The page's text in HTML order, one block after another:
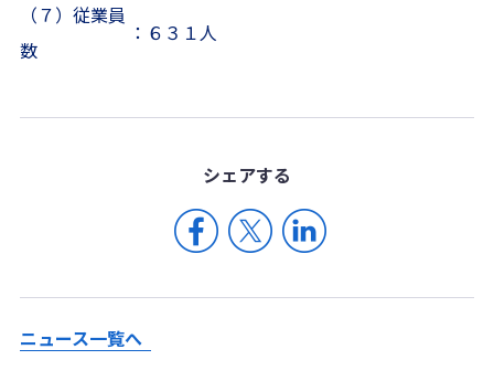
（７）従業員
数
： ６３１人
シェアする
ニュース一覧へ